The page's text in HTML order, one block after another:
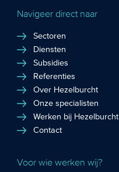
Navigeer direct naar
Sectoren
Diensten
Subsidies
Referenties
Over Hezelburcht
Onze specialisten
Werken bij Hezelburcht
Contact
Voor wie werken wij?